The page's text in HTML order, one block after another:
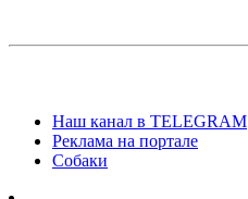
Наш канал в TELEGRAM
Реклама на портале
Собаки